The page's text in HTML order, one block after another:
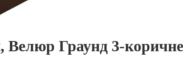
Граунд 3-